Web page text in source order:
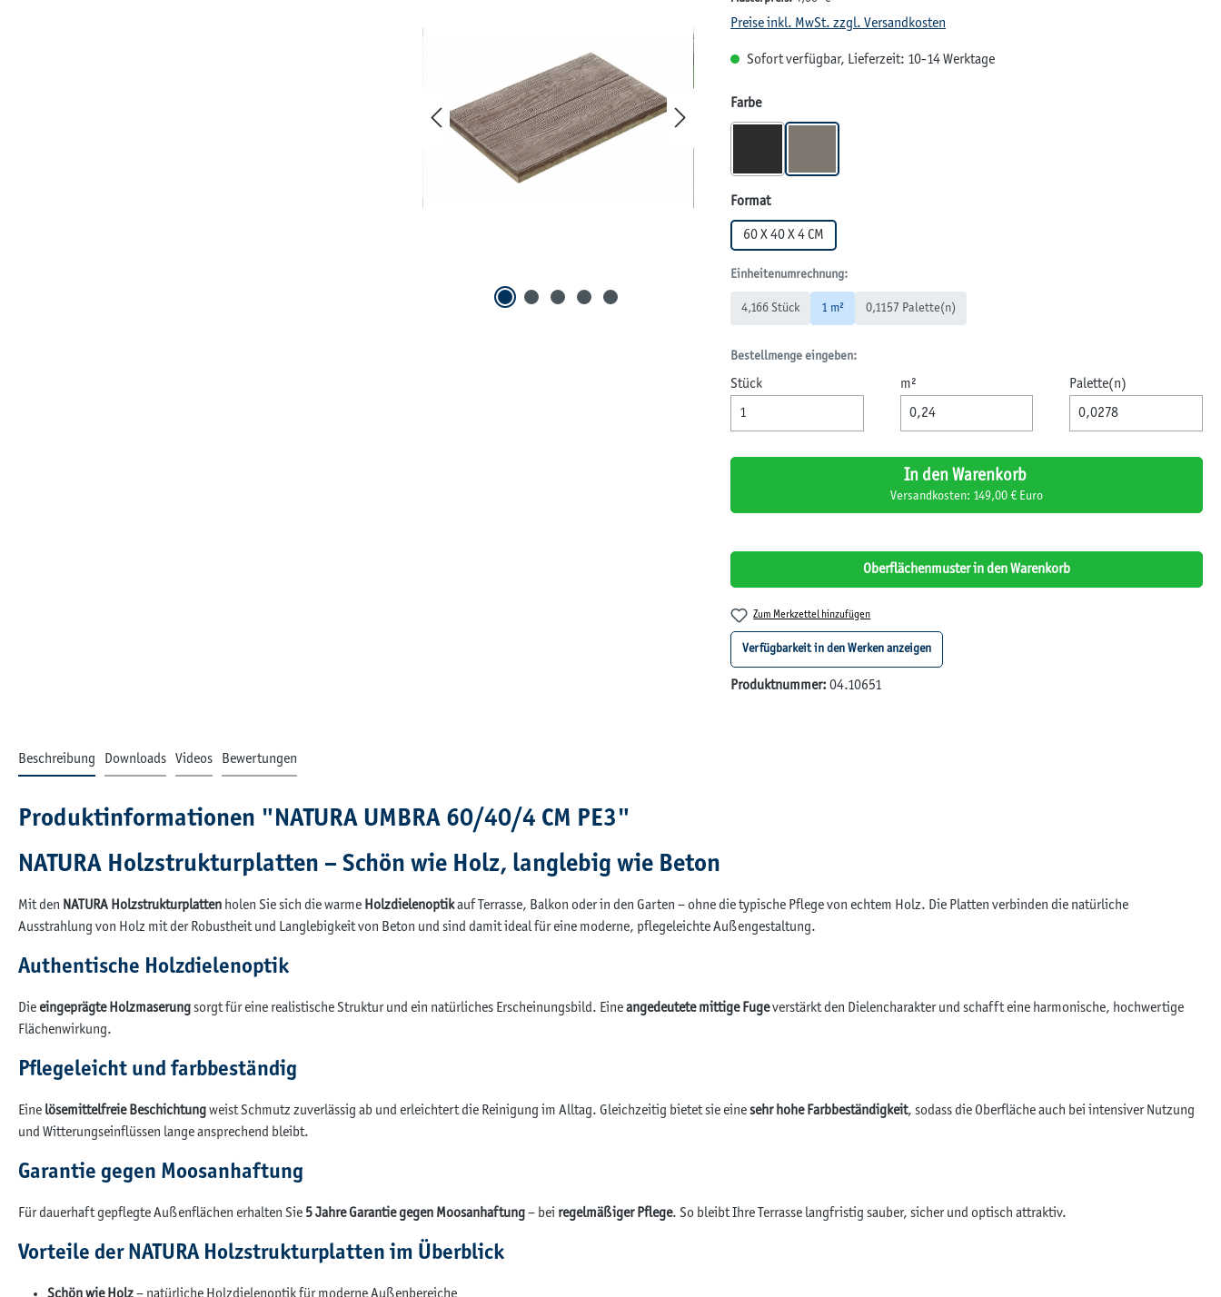
Preise inkl. MwSt. zzgl. Versandkosten
Sofort verfügbar, Lieferzeit: 10-14 Werktage
Farbeauswählen
Formatauswählen
60 X 40 X 4 CM
Einheitenumrechnung:
4,166 Stück 1 m² 0,1157 Palette(n)
Bestellmenge eingeben:
Stück m² Palette(n)
In den Warenkorb
Versandkosten: 149,00 € Euro
Oberflächenmuster in den Warenkorb
Zum Merkzettel hinzufügen
Verfügbarkeit in den Werken anzeigen
Produktnummer: 04.10651
Beschreibung Downloads Videos Bewertungen
Produktinformationen "NATURA UMBRA 60/40/4 CM PE3"
NATURA Holzstrukturplatten – Schön wie Holz, langlebig wie Beton
Mit den NATURA Holzstrukturplatten holen Sie sich die warme Holzdielenoptikauf Terrasse, Balkon oder in den Garten – ohne die typische Pflege von echtem Holz. Die Platten verbinden die natürliche
Ausstrahlung von Holz mit der Robustheit und Langlebigkeit von Beton und sind damit ideal für eine moderne, pflegeleichte Außengestaltung.
Authentische Holzdielenoptik
Die eingeprägte Holzmaserung sorgt für eine realistische Struktur und ein natürliches Erscheinungsbild. Eine angedeutete mittige Fugeverstärkt den Dielencharakter und schafft eine harmonische, hochwertige
Flächenwirkung.
Pflegeleicht und farbbeständig
Eine lösemittelfreie Beschichtung weist Schmutz zuverlässig ab und erleichtert die Reinigung im Alltag. Gleichzeitig bietet sie eine sehr hohe Farbbeständigkeit, sodass die Oberfläche auch bei intensiver Nutzung
und Witterungseinflüssen lange ansprechend bleibt.
Garantie gegen Moosanhaftung
Für dauerhaft gepflegte Außenflächen erhalten Sie 5 Jahre Garantie gegen Moosanhaftung – bei regelmäßiger Pflege. So bleibt Ihre Terrasse langfristig sauber, sicher und optisch attraktiv.
Vorteile der NATURA Holzstrukturplatten im Überblick
Schön wie Holz – natürliche Holzdielenoptik für moderne Außenbereiche